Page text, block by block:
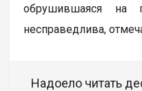
обрушившаяся на
несправедлива,
Надоело читать